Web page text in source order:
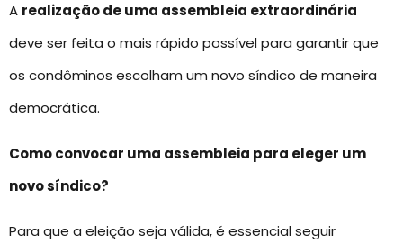
A realização de uma assembleia extraordinária
deve ser feita o mais rápido possível para garantir que
os condôminos escolham um novo síndico de maneira
democrática.
Como convocar uma assembleia para eleger um
novo síndico?
Para que a eleição seja válida, é essencial seguir